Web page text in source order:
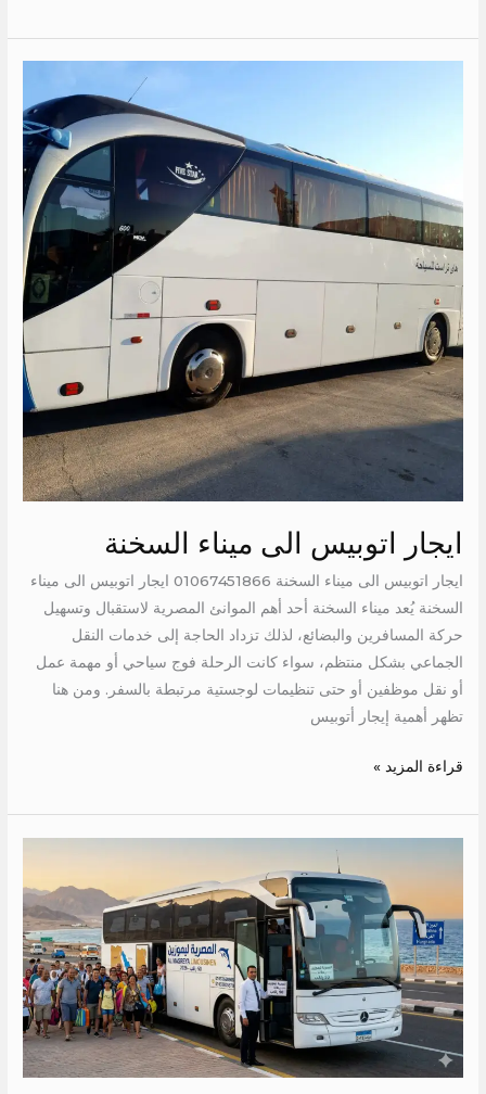
ايجار اتوبيس الى ميناء السخنة
ايجار اتوبيس الى ميناء السخنة 01067451866 ايجار اتوبيس الى ميناء
السخنة يُعد ميناء السخنة أحد أهم الموانئ المصرية لاستقبال وتسهيل
حركة المسافرين والبضائع، لذلك تزداد الحاجة إلى خدمات النقل
الجماعي بشكل منتظم، سواء كانت الرحلة فوج سياحي أو مهمة عمل
أو نقل موظفين أو حتى تنظيمات لوجستية مرتبطة بالسفر. ومن هنا
تظهر أهمية إيجار أتوبيس
قراءة المزيد »
كبير
50
راكب
وفر
مجهودك
وجمع